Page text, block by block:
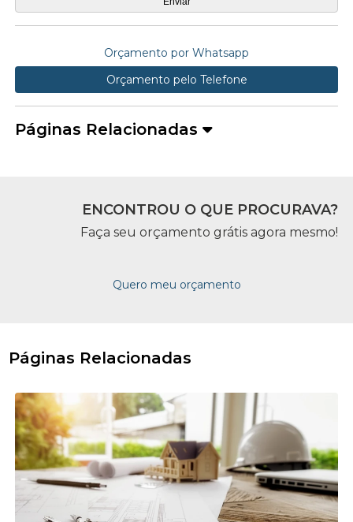
Orçamento por Whatsapp
Orçamento pelo Telefone
Páginas Relacionadas
ENCONTROU O QUE PROCURAVA?
Faça seu orçamento grátis agora mesmo!
Quero meu orçamento
Páginas Relacionadas